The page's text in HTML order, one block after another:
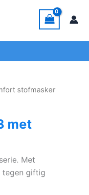
stofmasker
met
Met
tegen giftig